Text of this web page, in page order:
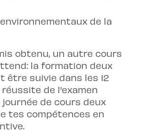
de la
obtenu, un autre cours
la formation deux
être suivie dans les 12
de l'examen
de cours deux
tes compétences en